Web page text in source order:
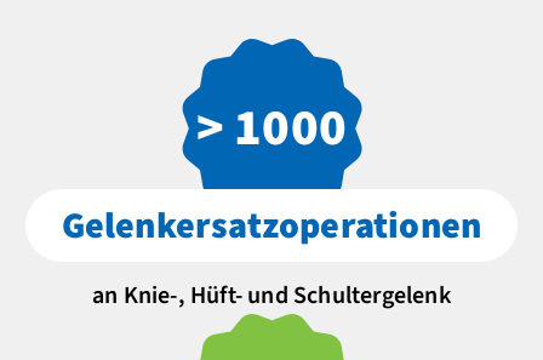
> 1000
Gelenk­ersatz­operationen
an Knie-, Hüft- und Schultergelenk